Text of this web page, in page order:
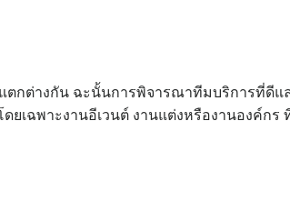
กต่างกัน ฉะนั้นการพิจารณาทีมบริการที่ดีแ
ยเฉพาะงานอีเวนต์ งานแต่งหรืองานองค์